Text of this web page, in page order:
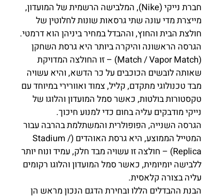
חברת נייקי (Nike), המלבישה הרשמית של המועדון,
מייצרת מדי עונה שתי גרסאות שונות לחלוטין של
חולצת הבית והחוץ, וההבדל במחיר ביניהן הוא דרמטי.
הגרסה הראשונה והיקרה ביותר היא גרסת השחקן
(Match / Vapor Match) – זו החולצה המדויקת
שאותה לובשים הכוכבים על כר הדשא, והיא עשויה
מבד טכנולוגי מתקדם, קליל, צמוד ואוורירי במיוחד עם
טקסטורות בולטות, כאשר סמל המועדון והלוגו של
נייקי מודבקים עליה בחום כדי למנוע חיכוך.
הגרסה השנייה, הפופולרית והמשתלמת בהרבה עבור
המטייל הממוצע, היא גרסת האוהדים (Stadium /
Replica) – חולצה זו עשויה מבד חלק, עמיד ונוח יותר
ללבישה יומיומית, כאשר סמל המועדון והלוגו רקומים
עליה בצורה קלאסית.
הבנת ההבדלים הללו ובחירת הדגם הנכון מראש הן